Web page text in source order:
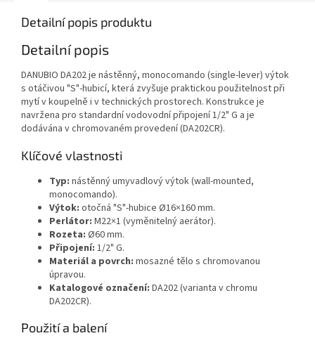
Detailní popis produktu
Detailní popis
DANUBIO DA202 je nástěnný, monocomando (single‑lever) výtok
s otáčivou "S"-hubicí, která zvyšuje praktickou použitelnost při
mytí v koupelně i v technických prostorech. Konstrukce je
navržena pro standardní vodovodní připojení 1/2" G a je
dodávána v chromovaném provedení (DA202CR).
Klíčové vlastnosti
Typ: nástěnný umyvadlový výtok (wall-mounted,
monocomando).
Výtok: otočná "S"-hubice Ø16×160 mm.
Perlátor: M22×1 (vyměnitelný aerátor).
Rozeta: Ø60 mm.
Připojení: 1/2" G.
Materiál a povrch: mosazné tělo s chromovanou
úpravou.
Katalogové označení: DA202 (varianta v chromu
DA202CR).
Použití a balení